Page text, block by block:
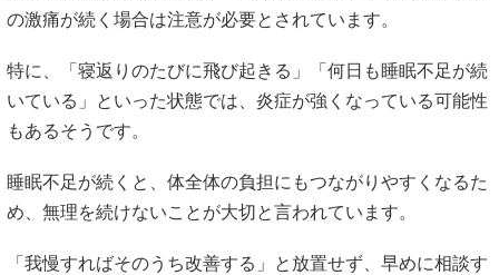
の激痛が続く場合は注意が必要とされています。
特に、「寝返りのたびに飛び起きる」「何日も睡眠不足が続
いている」といった状態では、炎症が強くなっている可能性
もあるそうです。
睡眠不足が続くと、体全体の負担にもつながりやすくなるた
め、無理を続けないことが大切と言われています。
「我慢すればそのうち改善する」と放置せず、早めに相談す